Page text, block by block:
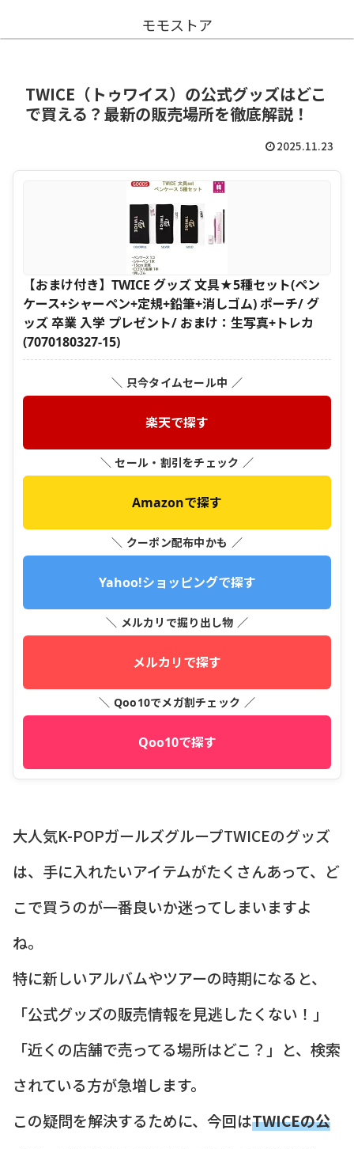
モモストア
TWICE（トゥワイス）の公式グッズはどこ
で買える？最新の販売場所を徹底解説！
2025.11.23
【おまけ付き】TWICE グッズ 文具★5種セット(ペン
ケース+シャーペン+定規+鉛筆+消しゴム) ポーチ/ グ
ッズ 卒業 入学 プレゼント/ おまけ：生写真+トレカ
(7070180327-15)
＼ 只今タイムセール中 ／
楽天で探す
＼ セール・割引をチェック ／
Amazonで探す
＼ クーポン配布中かも ／
Yahoo!ショッピングで探す
＼ メルカリで掘り出し物 ／
メルカリで探す
＼ Qoo10でメガ割チェック ／
Qoo10で探す
大人気K-POPガールズグループTWICEのグッズ
は、手に入れたいアイテムがたくさんあって、ど
こで買うのが一番良いか迷ってしまいますよ
ね。
特に新しいアルバムやツアーの時期になると、
「公式グッズの販売情報を見逃したくない！」
「近くの店舗で売ってる場所はどこ？」と、検索
されている方が急増します。
この疑問を解決するために、今回はTWICEの公